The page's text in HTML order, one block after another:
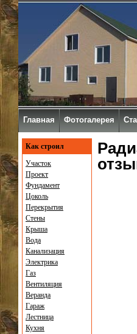
Как строил
Участок
Проект
Фундамент
Цоколь
Перекрытия
Стены
Крыша
Вода
Канализация
Электрика
Газ
Вентиляция
Веранда
Гараж
Лестница
Кухня
Главная Фотогалерея